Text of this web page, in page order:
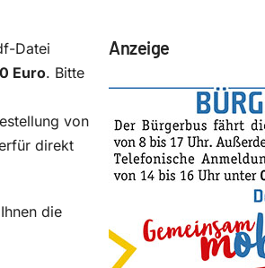
Datei
Euro. Bitte
von
direkt
die
Anzeige